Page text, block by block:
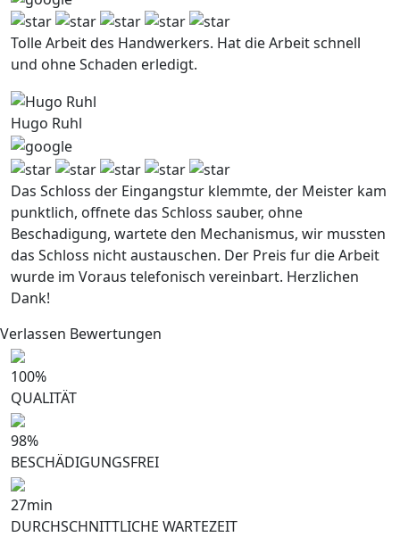
Tolle Arbeit des Handwerkers. Hat die Arbeit schnell
und ohne Schaden erledigt.
Hugo Ruhl
Das Schloss der Eingangstur klemmte, der Meister kam
punktlich, offnete das Schloss sauber, ohne
Beschadigung, wartete den Mechanismus, wir mussten
das Schloss nicht austauschen. Der Preis fur die Arbeit
wurde im Voraus telefonisch vereinbart. Herzlichen
Dank!
Verlassen Bewertungen
100%
QUALITÄT
98%
BESCHÄDIGUNGSFREI
27min
DURCHSCHNITTLICHE WARTEZEIT